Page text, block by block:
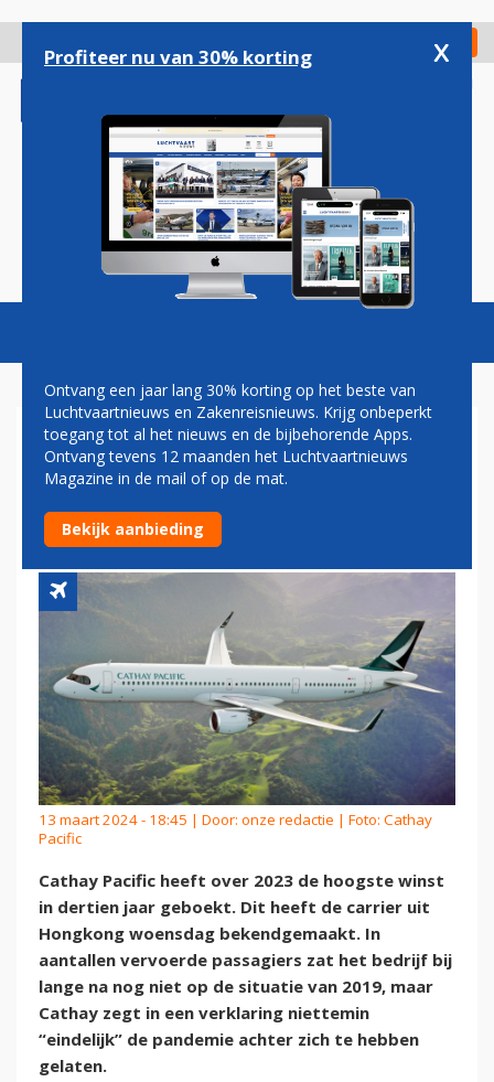
gaan
Check in
Magazine Podcasts Vacatures
CATHAY PACIFIC IS DE CRISIS
TE BOVEN EN BOEKT
HOOGSTE WINST SINDS 2010
13 maart 2024 - 18:45 | Door: onze redactie | Foto: Cathay
Pacific
Cathay Pacific heeft over 2023 de hoogste winst
in dertien jaar geboekt. Dit heeft de carrier uit
Hongkong woensdag bekendgemaakt. In
aantallen vervoerde passagiers zat het bedrijf bij
lange na nog niet op de situatie van 2019, maar
Cathay zegt in een verklaring niettemin
“eindelijk” de pandemie achter zich te hebben
gelaten.
Profiteer nu van 30% korting x
Ontvang een jaar lang 30% korting op het beste van
Luchtvaartnieuws en Zakenreisnieuws. Krijg onbeperkt
toegang tot al het nieuws en de bijbehorende Apps.
Ontvang tevens 12 maanden het Luchtvaartnieuws
Magazine in de mail of op de mat.
Bekijk aanbieding